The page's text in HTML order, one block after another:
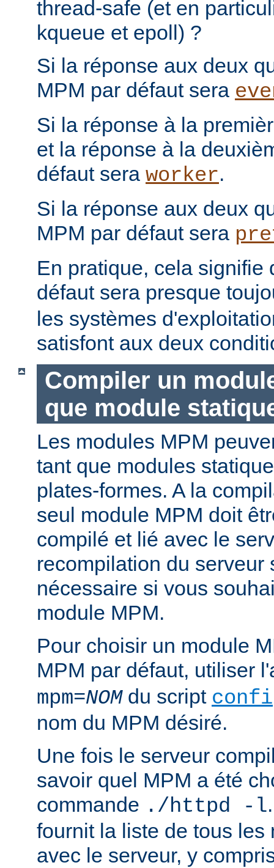
thread-safe (et en
kqueue et epoll) ?
Si la réponse aux deux
MPM par défaut sera
Si la réponse à la
et la réponse à la
défaut sera worker.
Si la réponse aux deux
MPM par défaut sera
En pratique, cela signifie
défaut sera presque
les systèmes
satisfont aux deux
Compiler un
que module
Les modules MPM
tant que modules
plates-formes. A la
seul module MPM doit
compilé et lié avec le
recompilation du serveur
nécessaire si vous
module MPM.
Pour choisir un module
MPM par défaut, utiliser
mpm=NOMdu script
nom du MPM désiré.
Une fois le serveur
savoir quel MPM a été
commande ./httpd -l
fournit la liste de tous les
avec le serveur, y